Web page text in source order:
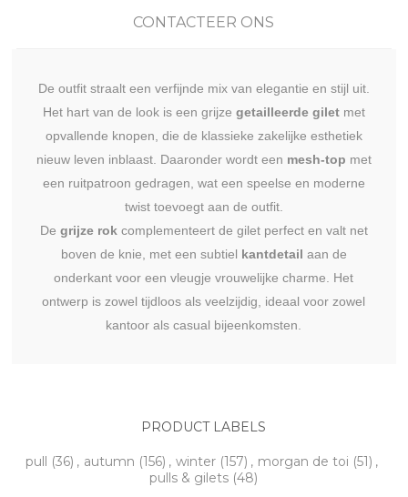
CONTACTEER ONS
De outfit straalt een verfijnde mix van elegantie en stijl uit.
Het hart van de look is een grijze getailleerde giletmet
opvallende knopen, die de klassieke zakelijke esthetiek
nieuw leven inblaast. Daaronder wordt een mesh-top met
een ruitpatroon gedragen, wat een speelse en moderne
twist toevoegt aan de outfit.
De grijze rok complementeert de gilet perfect en valt net
boven de knie, met een subtiel kantdetail aan de
onderkant voor een vleugje vrouwelijke charme. Het
ontwerp is zowel tijdloos als veelzijdig, ideaal voor zowel
kantoor als casual bijeenkomsten.
PRODUCT LABELS
pull (36) , autumn (156) , winter (157) , morgan de toi (51) ,
pulls & gilets (48)